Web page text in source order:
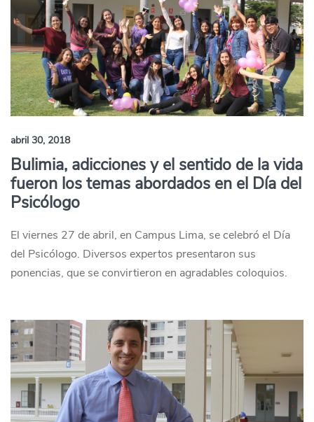
abril 30, 2018
Bulimia, adicciones y el sentido de la vida
fueron los temas abordados en el Día del
Psicólogo
El viernes 27 de abril, en Campus Lima, se celebró el Día
del Psicólogo. Diversos expertos presentaron sus
ponencias, que se convirtieron en agradables coloquios.